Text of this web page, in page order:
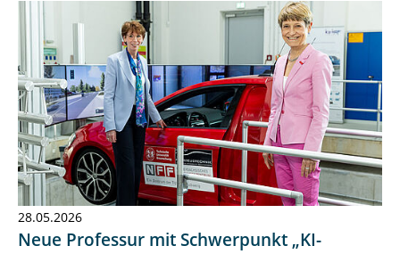
28.05.2026
Neue Professur mit Schwerpunkt „KI-